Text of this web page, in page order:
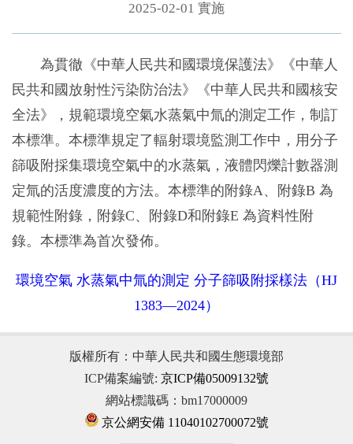
2025-02-01 實施
為貫徹《中華人民共和國環境保護法》《中華人
民共和國放射性污染防治法》《中華人民共和國核安
全法》，規範環境空氣水蒸氣中氚的測定工作，制訂
本標準。本標準規定了輻射環境監測工作中，用分子
篩吸附採集環境空氣中的水蒸氣，液體閃爍計數器測
定氚的活度濃度的方法。本標準的附錄A、附錄B 為
規範性附錄，附錄C、附錄D和附錄E 為資料性附
錄。本標準為首次發佈。
環境空氣 水蒸氣中氚的測定 分子篩吸附採樣法（HJ
1383—2024）
版權所有：中華人民共和國生態環境部
ICP備案編號: 京ICP備05009132號
網站標識碼：bm17000009
京公網安備 11040102700072號